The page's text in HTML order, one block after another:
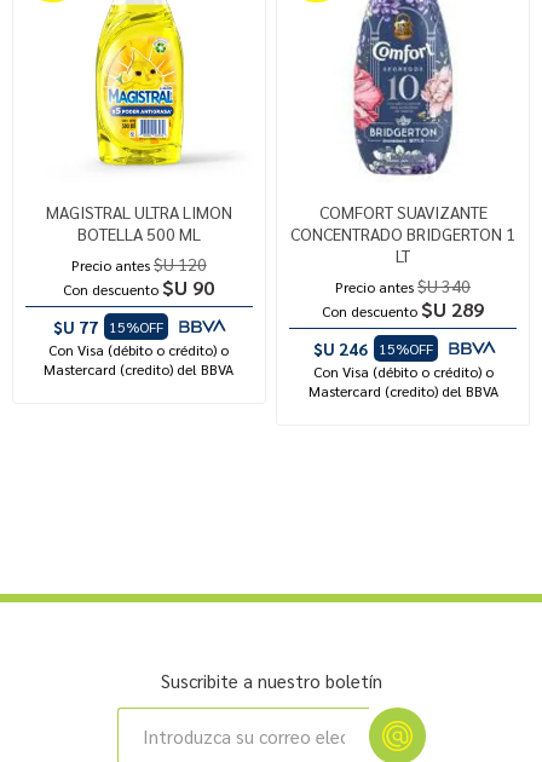
MAGISTRAL ULTRA LIMON
BOTELLA 500 ML
Precio antes$U 120
Con descuento $U 90
$U 77
15%OFF
Con Visa (débito o crédito) o
Mastercard (credito) del BBVA
COMFORT SUAVIZANTE
CONCENTRADO BRIDGERTON 1
LT
Precio antes$U 340
Con descuento $U 289
$U 246
15%OFF
Con Visa (débito o crédito) o
Mastercard (credito) del BBVA
Suscribite a nuestro boletín